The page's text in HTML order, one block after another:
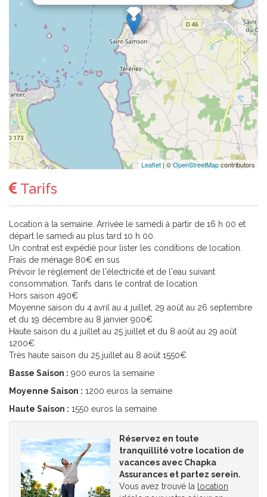
Leaflet | ©OpenStreetMapcontributors
Tarifs
Location à la semaine. Arrivée le samedi à partir de 16 h 00 et
départ le samedi au plus tard 10 h 00.
Un contrat est expédié pour lister les conditions de location.
Frais de ménage 80€ en sus
Prévoir le règlement de l'électricité et de l'eau suivant
consommation. Tarifs dans le contrat de location.
Hors saison 490€
Moyenne saison du 4 avril au 4 juillet, 29 août au 26 septembre
et du 19 décembre au 8 janvier 900€
Haute saison du 4 juillet au 25 juillet et du 8 août au 29 août
1200€
Très haute saison du 25 juillet au 8 août 1550€
Basse Saison : 900 euros la semaine
Moyenne Saison : 1200 euros la semaine
Haute Saison : 1550 euros la semaine
Réservez en toute
tranquillité votre location de
vacances avec Chapka
Assurances et partez serein.
Vous avez trouvé la
location